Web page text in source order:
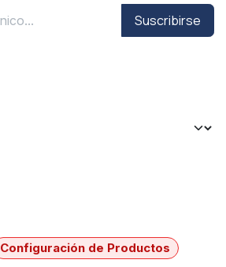
Suscribirse
Configuración de Productos